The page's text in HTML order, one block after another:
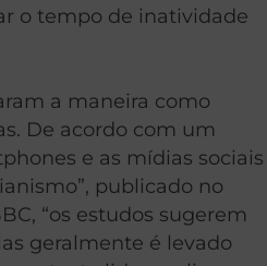
o tempo de inatividade
a maneira como
De acordo com um
e as mídias sociais
publicado no
“os estudos sugerem
geralmente é levado